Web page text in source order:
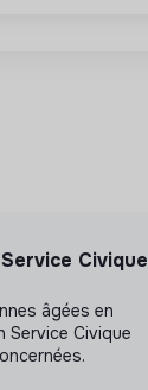
Civique
âgées en
Service Civique